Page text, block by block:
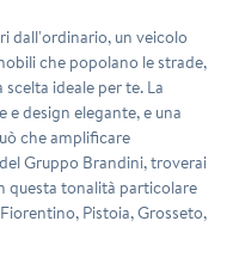
dall'ordinario, un veicolo
che popolano le strade,
ideale per te. La
design elegante, e una
che amplificare
Gruppo Brandini, troverai
questa tonalità particolare
, Pistoia,Grosseto,